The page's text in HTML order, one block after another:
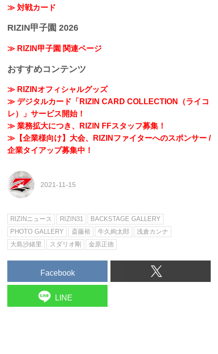
≫ 対戦カード
RIZIN甲子園 2026
≫ RIZIN甲子園 関連ページ
おすすめコンテンツ
≫ RIZINオフィシャルグッズ
≫ デジタルカード「RIZIN CARD COLLECTION（ライコ
レ）」サービス開始！
≫ 業務拡大につき、RIZIN FFスタッフ募集！
≫【企業様向け】大会、RIZINファイターへのスポンサー /
企業タイアップ募集中！
2021-11-15
RIZINニュース RIZIN31
BACKSTAGE GALLERY
PHOTO GALLERY
斎藤裕 牛久絢太郎
浅倉カンナ
大島沙緒里
スダリオ剛 金原正徳
Facebook
LINE